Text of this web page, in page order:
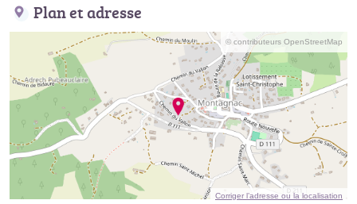
Plan et adresse
© contributeurs OpenStreetMap
Corriger l’adresse ou la localisation